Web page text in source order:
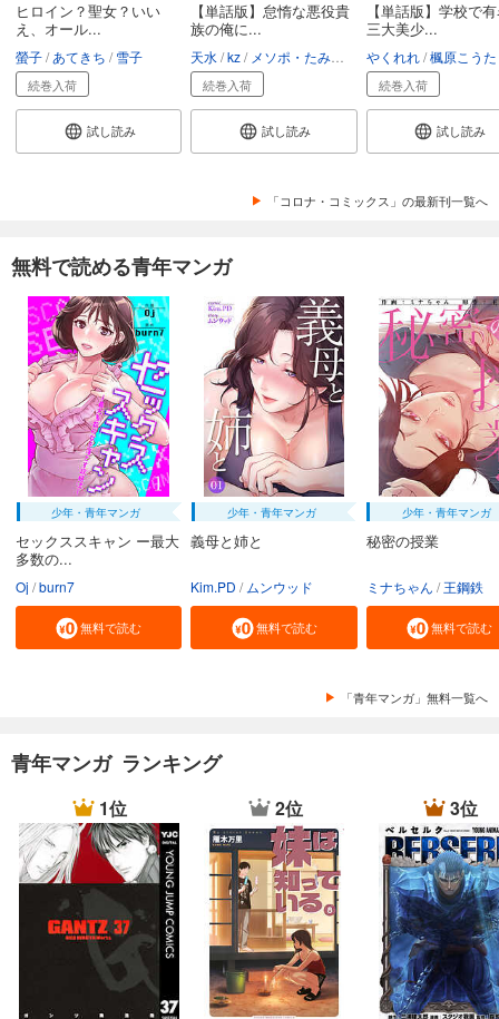
ヒロイン？聖女？いい
え、オール...
螢子 あてきち 雪子
続巻入荷
試し読み
【単話版】怠惰な悪役貴
族の俺に...
天水 kz メソポ・たみあ カリマリカ
続巻入荷
試し読み
【単話版】学校で
三大美少...
やくれれ 楓原こうた
続巻入荷
試し読み
「コロナ・コミックス」の最新刊一覧へ
無料で読める青年マンガ
少年・青年マンガ
セックススキャン ー最大
多数の...
Oj burn7
無料で読む
少年・青年マンガ
義母と姉と
Kim.PD ムンウッド
無料で読む
少年・青年マンガ
秘密の授業
ミナちゃん 王鋼鉄
無料で読む
「青年マンガ」無料一覧へ
青年マンガ ランキング
1位 2位 3位